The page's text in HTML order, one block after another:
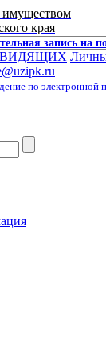
имуществом
края
запись на
по электронной